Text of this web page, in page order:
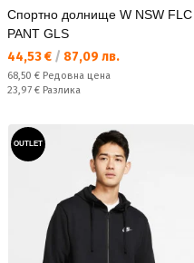
Спортно долнище W NSW FLC
PANT GLS
Текуща цена:
44,53 € / 87,09 лв.
Редовна цена:
68,50 € Редовна цена
Спестявате:
23,97 € Разлика
OUTLET